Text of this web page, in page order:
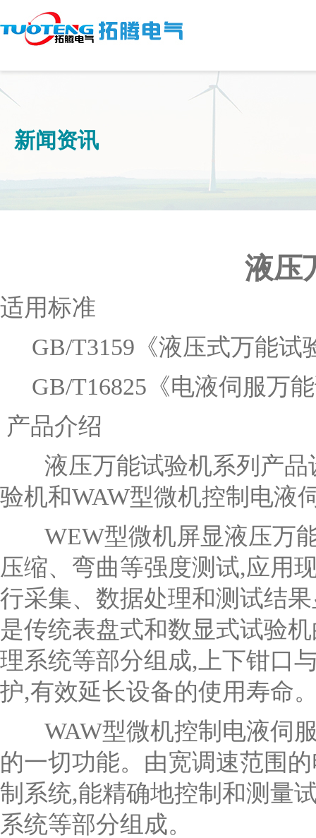
新闻资讯
液压
适用标准
GB/T3159《液压式万能试
GB/T16825《电液伺服万
产品介绍
液压万能试验机系列产
验机和WAW型微机控制电液
WEW型微机屏显液压万
压缩、弯曲等强度测试,应用
行采集、数据处理和测试结
是传统表盘式和数显式试验
理系统等部分组成,上下钳口
护,有效延长设备的使用寿命
WAW型微机控制电液伺
的一切功能。由宽调速范围
制系统,能精确地控制和测量
系统等部分组成。